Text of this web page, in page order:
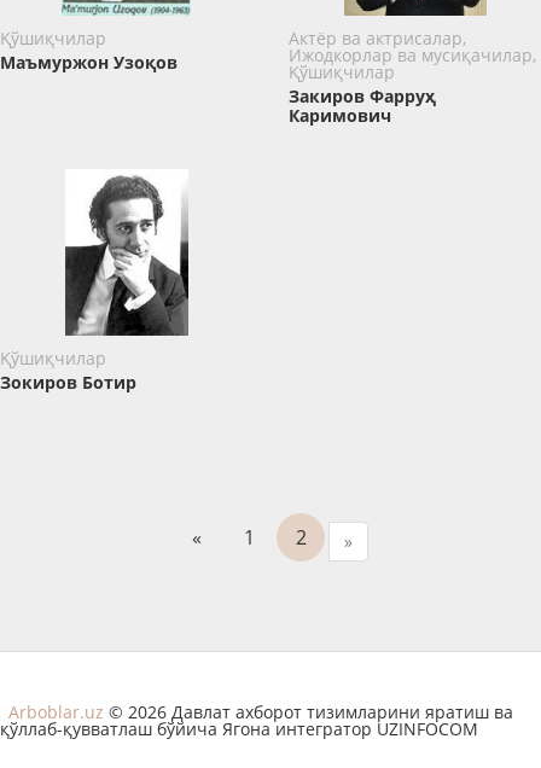
Қўшиқчилар
Маъмуржон Узоқов
Актёр ва актрисалар,
Ижодкорлар ва мусиқачилар,
Қўшиқчилар
Закиров Фарруҳ
Каримович
Қўшиқчилар
Зокиров Ботир
« 1 2 »
Arboblar.uz © 2026 Давлат ахборот тизимларини яратиш ва
қўллаб-қувватлаш бўйича Ягона интегратор UZINFOCOM